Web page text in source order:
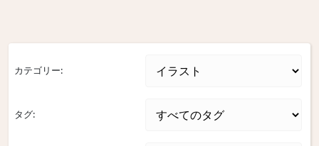
カテゴリー:
タグ: